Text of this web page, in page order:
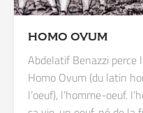
HOMO OVUM
Abdelatif Benazzi perce
Homo Ovum (du latin
l’oeuf), l’homme-oeuf.